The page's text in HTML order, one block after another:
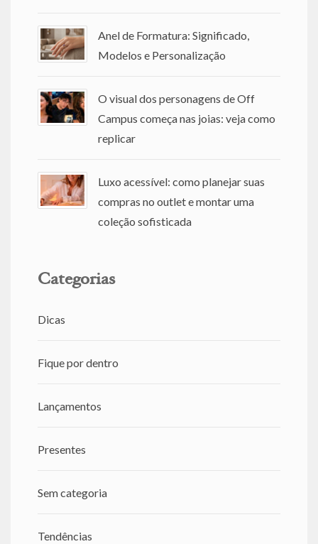
Anel de Formatura: Significado,
Modelos e Personalização
O visual dos personagens de Off
Campus começa nas joias: veja como
replicar
Luxo acessível: como planejar suas
compras no outlet e montar uma
coleção sofisticada
Categorias
Dicas
Fique por dentro
Lançamentos
Presentes
Sem categoria
Tendências